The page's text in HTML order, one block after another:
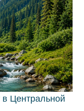
Центральной